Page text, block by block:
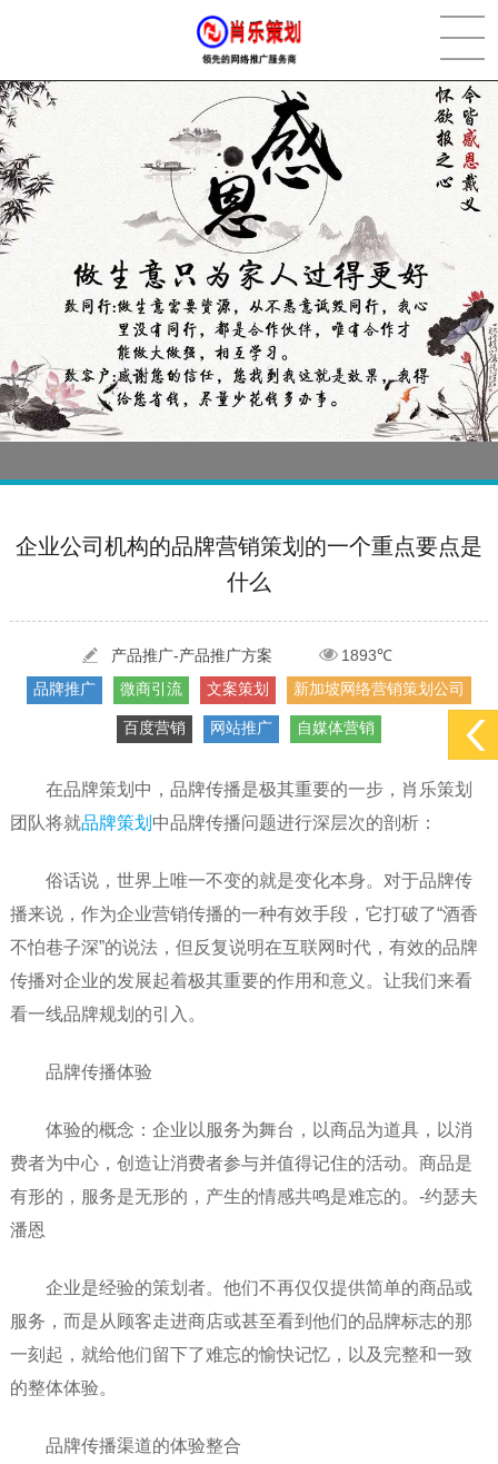
[2022-05-04] 污水处理设备厂家产品如何做网络推广（污水处理项目网... 更多 >
实体门店如何做网络推广吸引客户，实体店网络营销技巧...
[2022-05-04] 污水处理设备厂家产品如何做网络推广（污水处理项目网...
疫情当下公司企业品牌网络营销策划推广怎么做，国内知... 更多 >
企业公司机构的品牌营销策划的一个重点要点是
什么
产品推广-产品推广方案
1893℃
品牌推广
微商引流 文案策划 新加坡网络营销策划公司
百度营销 网站推广 自媒体营销
在品牌策划中，品牌传播是极其重要的一步，肖乐策划
团队将就品牌策划 中品牌传播问题进行深层次的剖析：
俗话说，世界上唯一不变的就是变化本身。对于品牌传
播来说，作为企业营销传播的一种有效手段，它打破了“酒香
不怕巷子深”的说法，但反复说明在互联网时代，有效的品牌
传播对企业的发展起着极其重要的作用和意义。让我们来看
看一线品牌规划的引入。
品牌传播体验
体验的概念：企业以服务为舞台，以商品为道具，以消
费者为中心，创造让消费者参与并值得记住的活动。商品是
有形的，服务是无形的，产生的情感共鸣是难忘的。-约瑟夫
潘恩
企业是经验的策划者。他们不再仅仅提供简单的商品或
服务，而是从顾客走进商店或甚至看到他们的品牌标志的那
一刻起，就给他们留下了难忘的愉快记忆，以及完整和一致
的整体体验。
品牌传播渠道的体验整合